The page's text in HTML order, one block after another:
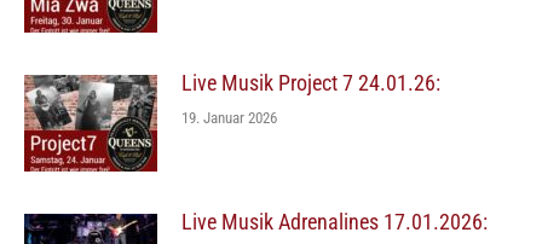
Live Musik Project 7 24.01.26:
19. Januar 2026
Live Musik Adrenalines 17.01.2026: